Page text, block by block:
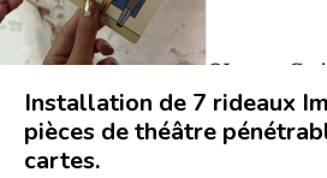
Installation de 7 rideaux
pièces de théâtre
cartes.